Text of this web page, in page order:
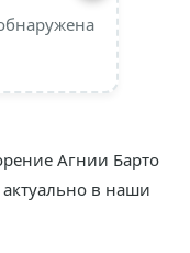
Агнии Барто
актуально в наши